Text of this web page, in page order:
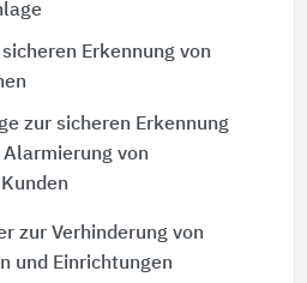
Erkennung von
zur sicheren Erkennung
von
zur Verhinderung von
und Einrichtungen